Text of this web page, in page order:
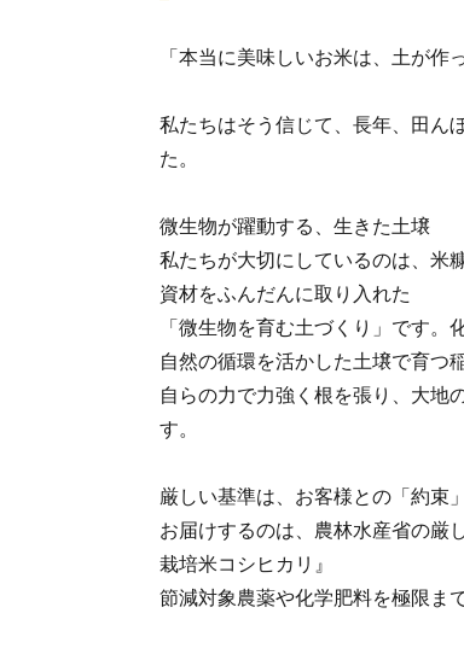
「本当に美味しいお米は、土が作
私たちはそう信じて、長年、田ん
た。
微生物が躍動する、生きた土壌
私たちが大切にしているのは、米
資材をふんだんに取り入れた
「微生物を育む土づくり」です。
自然の循環を活かした土壌で育つ稲
自らの力で力強く根を張り、大地
す。
厳しい基準は、お客様との「約束」
お届けするのは、農林水産省の厳
栽培米コシヒカリ』
節減対象農薬や化学肥料を極限ま